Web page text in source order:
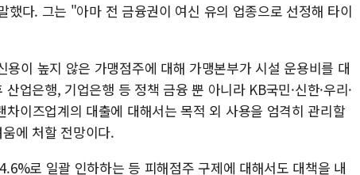
했다. 그는 "아마 전 금융권이 여신 유의 업종으로 선정해 타이
이 높지 않은 가맹점주에 대해 가맹본부가 시설 운용비를 대
업은행, 기업은행 등 정책 금융 뿐 아니라 KB국민·신한·우리·
이즈업계의 대출에 대해서는 목적 외 사용을 엄격히 관리할
에 처할 전망이다.
로 일괄 인하하는 등 피해점주 구제에 대해서도 대책을 내